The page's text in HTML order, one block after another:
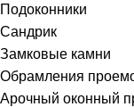
Подоконники
Сандрик
Замковые камни
Обрамления
Арочный оконный